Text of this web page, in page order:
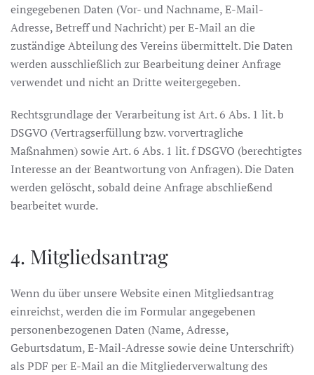
eingegebenen Daten (Vor- und Nachname, E-Mail-
Adresse, Betreff und Nachricht) per E-Mail an die
zuständige Abteilung des Vereins übermittelt. Die Daten
werden ausschließlich zur Bearbeitung deiner Anfrage
verwendet und nicht an Dritte weitergegeben.
Rechtsgrundlage der Verarbeitung ist Art. 6 Abs. 1 lit. b
DSGVO (Vertragserfüllung bzw. vorvertragliche
Maßnahmen) sowie Art. 6 Abs. 1 lit. f DSGVO (berechtigtes
Interesse an der Beantwortung von Anfragen). Die Daten
werden gelöscht, sobald deine Anfrage abschließend
bearbeitet wurde.
4. Mitgliedsantrag
Wenn du über unsere Website einen Mitgliedsantrag
einreichst, werden die im Formular angegebenen
personenbezogenen Daten (Name, Adresse,
Geburtsdatum, E-Mail-Adresse sowie deine Unterschrift)
als PDF per E-Mail an die Mitgliederverwaltung des